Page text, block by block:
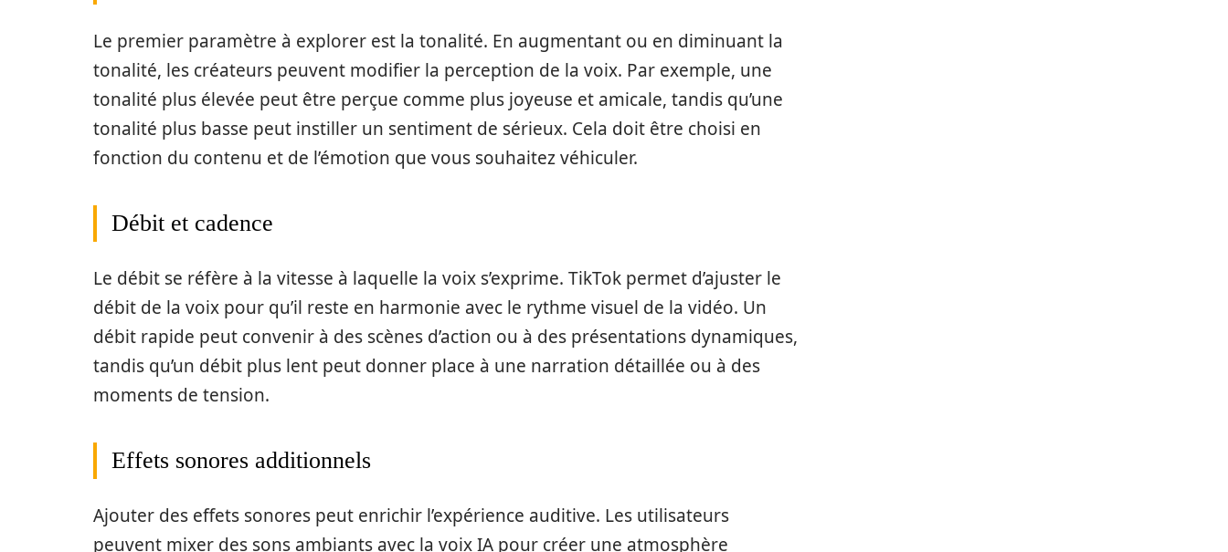
Le premier paramètre à explorer est la tonalité. En augmentant ou en diminuant la
tonalité, les créateurs peuvent modifier la perception de la voix. Par exemple, une
tonalité plus élevée peut être perçue comme plus joyeuse et amicale, tandis qu’une
tonalité plus basse peut instiller un sentiment de sérieux. Cela doit être choisi en
fonction du contenu et de l’émotion que vous souhaitez véhiculer.
Débit et cadence
Le débit se réfère à la vitesse à laquelle la voix s’exprime. TikTok permet d’ajuster le
débit de la voix pour qu’il reste en harmonie avec le rythme visuel de la vidéo. Un
débit rapide peut convenir à des scènes d’action ou à des présentations dynamiques,
tandis qu’un débit plus lent peut donner place à une narration détaillée ou à des
moments de tension.
Effets sonores additionnels
Ajouter des effets sonores peut enrichir l’expérience auditive. Les utilisateurs
peuvent mixer des sons ambiants avec la voix IA pour créer une atmosphère